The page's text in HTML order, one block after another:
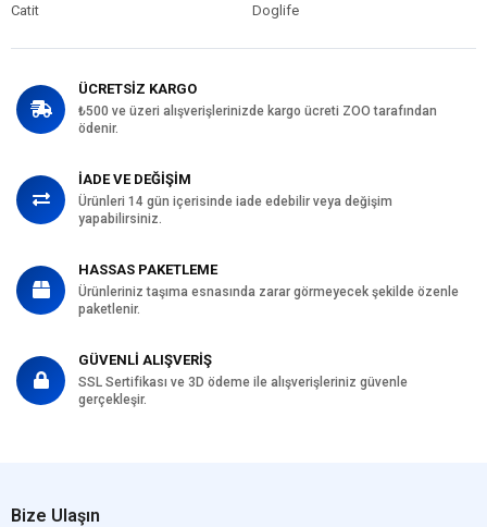
Catit
Doglife
ÜCRETSİZ KARGO
₺500 ve üzeri alışverişlerinizde kargo ücreti ZOO tarafından
ödenir.
İADE VE DEĞİŞİM
Ürünleri 14 gün içerisinde iade edebilir veya değişim
yapabilirsiniz.
HASSAS PAKETLEME
Ürünleriniz taşıma esnasında zarar görmeyecek şekilde özenle
paketlenir.
GÜVENLİ ALIŞVERİŞ
SSL Sertifikası ve 3D ödeme ile alışverişleriniz güvenle
gerçekleşir.
Bize Ulaşın